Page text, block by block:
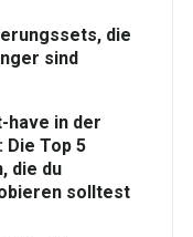
die
sind
have in der
Die Top 5
die du
solltest